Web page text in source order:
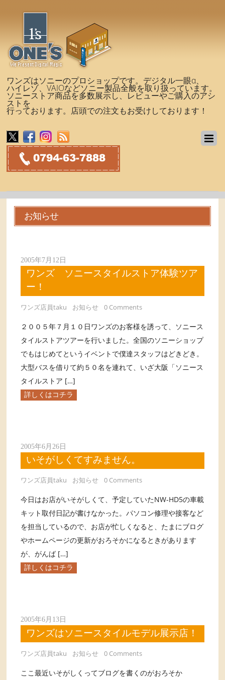
ワンズはソニーのプロショップです。デジタル一眼α、
ハイレゾ、VAIOなどソニー製品全般を取り扱っています。
ソニーストア商品を多数展示し、レビューやご購入のアシ
ストを
行っております。店頭での注文もお受けしております！
お知らせ
2005年7月12日
ワンズ ソニースタイルストア体験ツア
ー！
ワンズ店員taku お知らせ 0 Comments
２００５年７月１０日ワンズのお客様を誘って、ソニース
タイルストアツアーを行いました。全国のソニーショップ
でもはじめてというイベントで僕達スタッフはどきどき。
大型バスを借りて約５０名を連れて、いざ大阪「ソニース
タイルストア […]
詳しくはコチラ
2005年6月26日
いそがしくてすみません。
ワンズ店員taku お知らせ 0 Comments
今日はお店がいそがしくて、予定していたNW-HD5の車載
キット取付日記が書けなかった。パソコン修理や接客など
を担当しているので、お店が忙しくなると、たまにブログ
やホームページの更新がおろそかになるときがあります
が、がんば […]
詳しくはコチラ
2005年6月13日
ワンズはソニースタイルモデル展示店！
ワンズ店員taku お知らせ 0 Comments
ここ最近いそがしくってブログを書くのがおろそか